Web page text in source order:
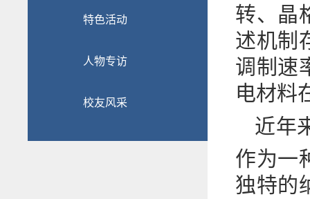
特色活动
人物专访
校友风采
转、晶
述机制
调制速
电材料
近年
作为一
独特的